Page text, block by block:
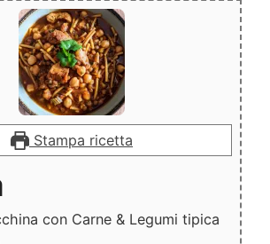
Stampa ricetta
con Carne & Legumi tipica